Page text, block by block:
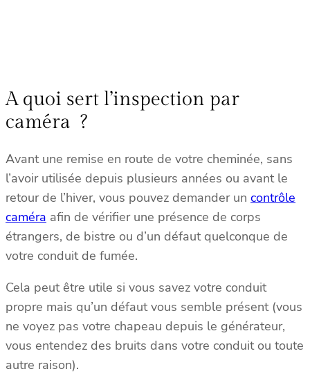
A quoi sert l’inspection par
caméra ?
Avant une remise en route de votre cheminée, sans
l’avoir utilisée depuis plusieurs années ou avant le
retour de l’hiver, vous pouvez demander un contrôle
caméra afin de vérifier une présence de corps
étrangers, de bistre ou d’un défaut quelconque de
votre conduit de fumée.
Cela peut être utile si vous savez votre conduit
propre mais qu’un défaut vous semble présent (vous
ne voyez pas votre chapeau depuis le générateur,
vous entendez des bruits dans votre conduit ou toute
autre raison).